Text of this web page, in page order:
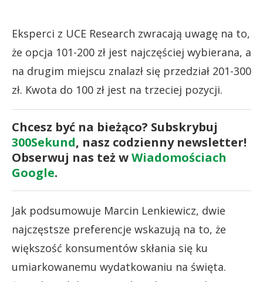
Eksperci z UCE Research zwracają uwagę na to,
że opcja 101-200 zł jest najczęściej wybierana, a
na drugim miejscu znalazł się przedział 201-300
zł. Kwota do 100 zł jest na trzeciej pozycji.
Chcesz być na bieżąco? Subskrybuj
300Sekund, nasz codzienny newsletter!
Obserwuj nas też wWiadomościach
Google.
Jak podsumowuje Marcin Lenkiewicz, dwie
najczęstsze preferencje wskazują na to, że
większość konsumentów skłania się ku
umiarkowanemu wydatkowaniu na święta.